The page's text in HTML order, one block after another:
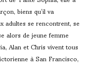
biens qu’il va
adultes se rencontrent, se
alors de jeune femme
Alan et Chris vivent tous
à San Francisco,